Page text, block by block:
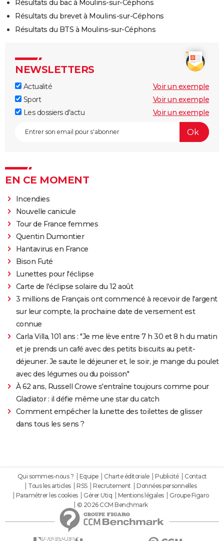
Résultats du bac à Moulins-sur-Céphons
Résultats du brevet à Moulins-sur-Céphons
Résultats du BTS à Moulins-sur-Céphons
NEWSLETTERS
Actualité
Voir un exemple
Sport
Voir un exemple
Les dossiers d'actu
Voir un exemple
EN CE MOMENT
Incendies
Nouvelle canicule
Tour de France femmes
Quentin Dumontier
Hantavirus en France
Bison Futé
Lunettes pour l'éclipse
Carte de l'éclipse solaire du 12 août
3 millions de Français ont commencé à recevoir de l'argent
sur leur compte, la prochaine date de versement est
connue
Carla Villa, 101 ans : "Je me lève entre 7 h 30 et 8 h du matin
et je prends un café avec des petits biscuits au petit-
déjeuner. Je saute le déjeuner et, le soir, je mange du poulet
avec des légumes ou du poisson"
À 62 ans, Russell Crowe s'entraîne toujours comme pour
Gladiator : il défie même une star du catch
Comment empêcher la lunette des toilettes de glisser
dans tous les sens ?
Qui sommes-nous ? Equipe Charte éditoriale Publicité
Contact
Tous les articles
RSS Recrutement
Données personnelles
Paramétrer les cookies
Gérer Utiq Mentions légales
Groupe Figaro
© 2026 CCM Benchmark